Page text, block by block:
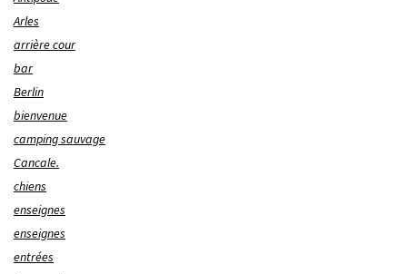
Arles
arrière cour
bar
Berlin
bienvenue
camping sauvage
Cancale.
chiens
enseignes
enseignes
entrées